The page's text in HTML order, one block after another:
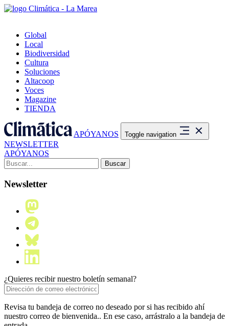
Global
Local
Biodiversidad
Cultura
Soluciones
Altacoop
Voces
Magazine
TIENDA
APÓYANOS Toggle navigation
NEWSLETTER
APÓYANOS
Buscar:
Newsletter
¿Quieres recibir nuestro boletín semanal?
Revisa tu bandeja de correo no deseado por si has recibido ahí
nuestro correo de bienvenida.. En ese caso, arrástralo a la bandeja de